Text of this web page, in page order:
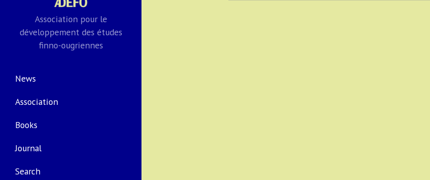
Association pour le
développement des études
finno-ougriennes
News
Association
Books
Journal
Search